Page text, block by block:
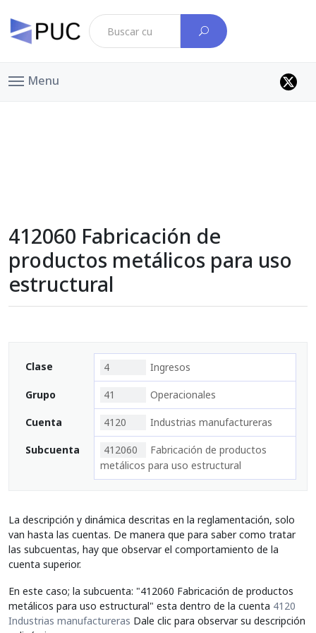
Menu
412060 Fabricación de
productos metálicos para uso
estructural
Clase 4 Ingresos
Grupo 41 Operacionales
Cuenta 4120 Industrias manufactureras
Subcuenta 412060
Fabricación de productos
metálicos para uso estructural
La descripción y dinámica descritas en la reglamentación, solo
van hasta las cuentas. De manera que para saber como tratar
las subcuentas, hay que observar el comportamiento de la
cuenta superior.
En este caso; la subcuenta: "412060 Fabricación de productos
metálicos para uso estructural" esta dentro de la cuenta 4120
Industrias manufactureras Dale clic para observar su descripción